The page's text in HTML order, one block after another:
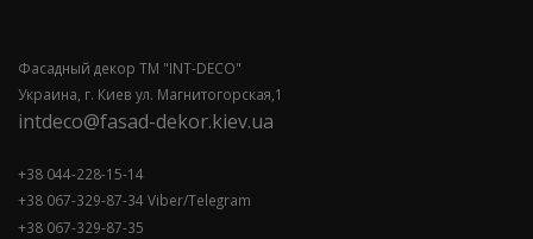
Фасадный декор ТМ "INT-DECO"
Украина, г. Киев ул. Магнитогорская,1
intdeco@fasad-dekor.kiev.ua
+38 044-228-15-14
+38 067-329-87-34 Viber/Telegram
+38 067-329-87-35